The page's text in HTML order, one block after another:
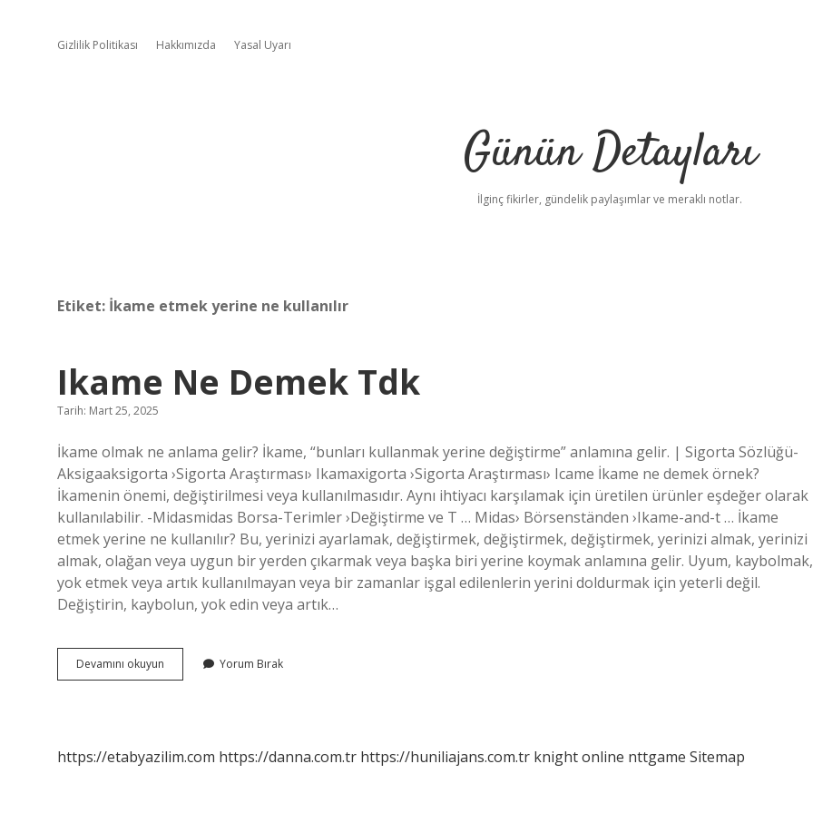
Gizlilik Politikası Hakkımızda Yasal Uyarı
Günün Detayları
İlginç fikirler, gündelik paylaşımlar ve meraklı notlar.
Etiket: İkame etmek yerine ne kullanılır
Ikame Ne Demek Tdk
Tarih: Mart 25, 2025
İkame olmak ne anlama gelir? İkame, “bunları kullanmak yerine değiştirme” anlamına gelir. | Sigorta Sözlüğü-
Aksigaaksigorta ›Sigorta Araştırması› Ikamaxigorta ›Sigorta Araştırması› Icame İkame ne demek örnek?
İkamenin önemi, değiştirilmesi veya kullanılmasıdır. Aynı ihtiyacı karşılamak için üretilen ürünler eşdeğer olarak
kullanılabilir. -Midasmidas Borsa-Terimler ›Değiştirme ve T … Midas› Börsenständen ›Ikame-and-t … İkame
etmek yerine ne kullanılır? Bu, yerinizi ayarlamak, değiştirmek, değiştirmek, değiştirmek, yerinizi almak, yerinizi
almak, olağan veya uygun bir yerden çıkarmak veya başka biri yerine koymak anlamına gelir. Uyum, kaybolmak,
yok etmek veya artık kullanılmayan veya bir zamanlar işgal edilenlerin yerini doldurmak için yeterli değil.
Değiştirin, kaybolun, yok edin veya artık…
Devamını okuyun
Ne
Yorum Bırak
https://etabyazilim.com https://danna.com.tr https://huniliajans.com.tr knight online nttgame Sitemap